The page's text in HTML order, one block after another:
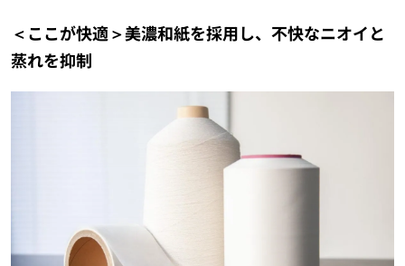
＜ここが快適＞美濃和紙を採用し、不快なニオイと
蒸れを抑制